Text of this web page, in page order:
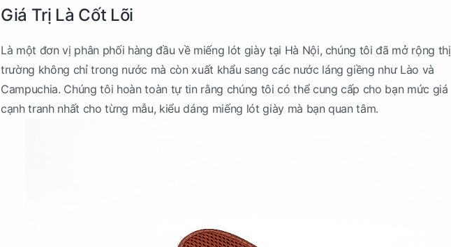
Giá Trị Là Cốt Lõi
Là một đơn vị phân phối hàng đầu về miếng lót giày tại Hà Nội, chúng tôi đã mở rộng thị
trường không chỉ trong nước mà còn xuất khẩu sang các nước láng giềng như Lào và
Campuchia. Chúng tôi hoàn toàn tự tin rằng chúng tôi có thể cung cấp cho bạn mức giá
cạnh tranh nhất cho từng mẫu, kiểu dáng miếng lót giày mà bạn quan tâm.